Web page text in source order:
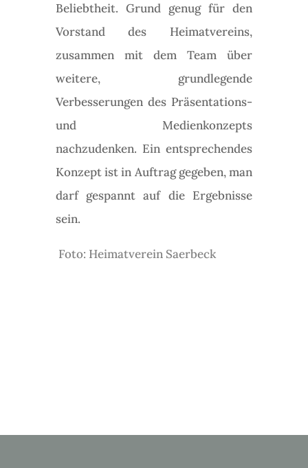
Beliebtheit. Grund genug für den
Vorstand des Heimatvereins,
zusammen mit dem Team über
weitere, grundlegende
Verbesserungen des Präsentations-
und Medienkonzepts
nachzudenken. Ein entsprechendes
Konzept ist in Auftrag gegeben, man
darf gespannt auf die Ergebnisse
sein.
Foto: Heimatverein Saerbeck